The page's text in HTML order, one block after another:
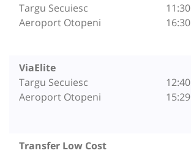
Targu Secuiesc
Aeroport Otopeni
11:30
16:30
ViaElite
Targu Secuiesc
Aeroport Otopeni
12:40
15:29
Transfer Low Cost